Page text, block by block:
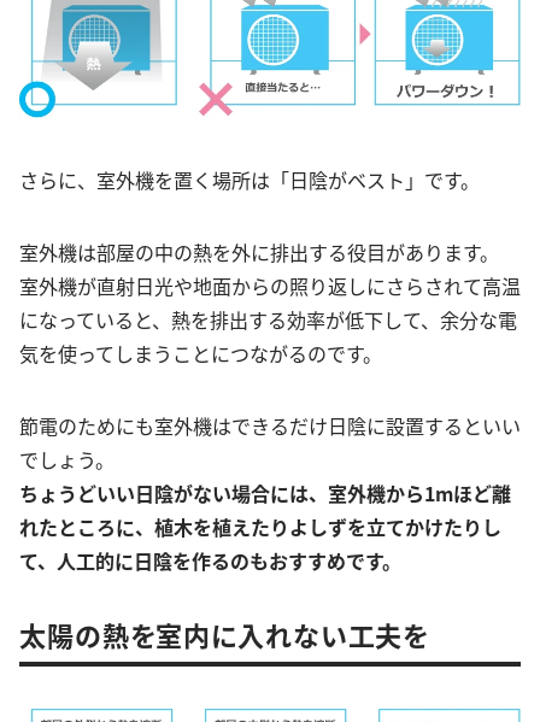
さらに、室外機を置く場所は「日陰がベスト」です。
室外機は部屋の中の熱を外に排出する役目があります。
室外機が直射日光や地面からの照り返しにさらされて高温
になっていると、熱を排出する効率が低下して、余分な電
気を使ってしまうことにつながるのです。
節電のためにも室外機はできるだけ日陰に設置するといい
でしょう。
ちょうどいい日陰がない場合には、室外機から1mほど離
れたところに、植木を植えたりよしずを立てかけたりし
て、人工的に日陰を作るのもおすすめです。
太陽の熱を室内に入れない工夫を